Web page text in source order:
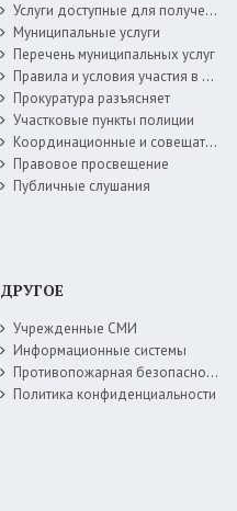
Услуги доступные для получения в электронной форме
Муниципальные услуги
Перечень муниципальных услуг
Правила и условия участия в жилищных программах
Прокуратура разъясняет
Участковые пункты полиции
Координационные и совещательные органы
Правовое просвещение
Публичные слушания
ДРУГОЕ
Учрежденные СМИ
Информационные системы
Противопожарная безопасность
Политика конфиденциальности